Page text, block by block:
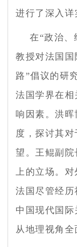
进行了深入详
在“政治、
教授对法国国
路”倡议的研
法国学界在
响因素。洪
度，探讨其
望。王鲲副
上的立场。对
法国尽管经历
中国现代国
从地理视角全